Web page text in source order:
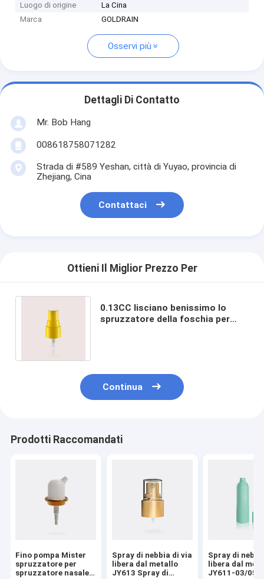
Luogo di origine
La Cina
Marca
GOLDRAIN
Osservi più
Dettagli Di Contatto
Mr. Bob Hang
008618758071282
Strada di #589 Yeshan, città di Yuyao, provincia di
Zhejiang, Cina
Contattaci
Ottieni Il Miglior Prezzo Per
0.13CC lisciano benissimo lo
spruzzatore della foschia per
Continua
Prodotti Raccomandati
Fino pompa Mister
spruzzatore per
spruzzatore nasale
Spray di nebbia di via
libera dal metallo
JY613 Spray di
Spray di
libera dal
JY611-03/05